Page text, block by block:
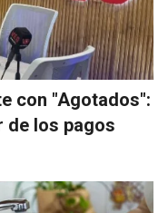
con "Agotados":
de los pagos